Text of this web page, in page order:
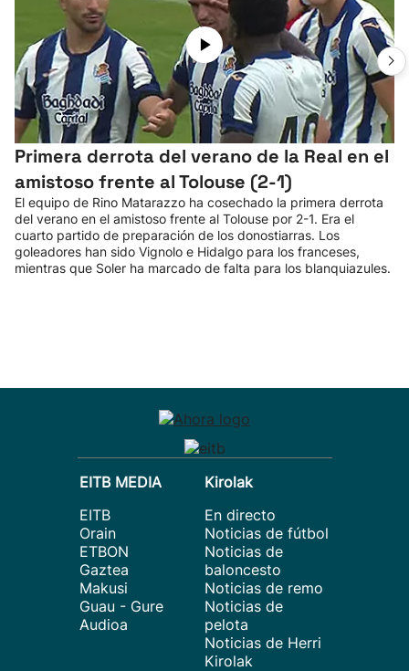
Primera derrota del verano de la Real en el
amistoso frente al Tolouse (2-1)
El equipo de Rino Matarazzo ha cosechado la primera derrota
del verano en el amistoso frente al Tolouse por 2-1. Era el
cuarto partido de preparación de los donostiarras. Los
goleadores han sido Vignolo e Hidalgo para los franceses,
mientras que Soler ha marcado de falta para los blanquiazules.
EITB MEDIA
EITB
Orain
ETBON
Gaztea
Makusi
Guau - Gure
Audioa
Kirolak
En directo
Noticias de fútbol
Noticias de
baloncesto
Noticias de remo
Noticias de
pelota
Noticias de Herri
Kirolak